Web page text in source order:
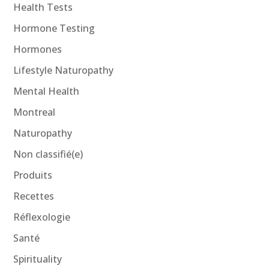
Health Tests
Hormone Testing
Hormones
Lifestyle Naturopathy
Mental Health
Montreal
Naturopathy
Non classifié(e)
Produits
Recettes
Réflexologie
Santé
Spirituality